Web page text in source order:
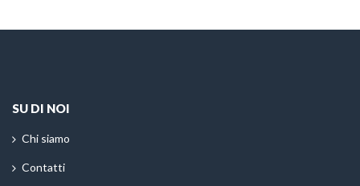
SU DI NOI
Chi siamo
Contatti